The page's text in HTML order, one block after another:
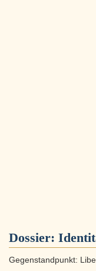
Dossier:
Gegenstandpunkt: